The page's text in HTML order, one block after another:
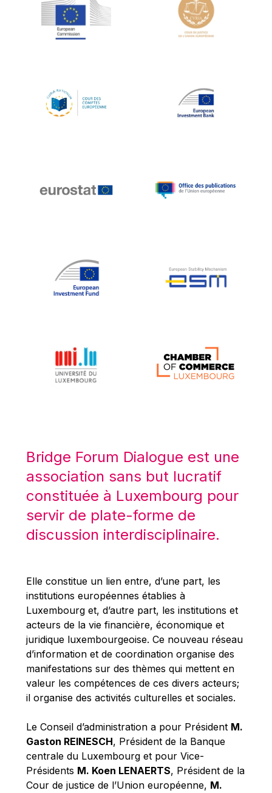
Jean-Louis Schiltz
Jean-Victor Louis
Johnny Åkerholm
Katharien L.C. Hunt
Klaus-Heiner Lehne
Koen LENAERTS
Lars Heikensten
Lucas Papademos
Máire Geoghegan-Quinn
Mario Centeno
Mario Monti
Maroš ŠEFČOVIČ
Martin Bailey
Martine Reicherts
Michael Sohlman
Michel Goedert
Mireille Delmas-Marty
Nobuo Tanaka
Otmar Issing
Paolo Mengozzi
Paschal Donohoe
Pat Cox
Patrizia Nanz
Philippe Maystadt
Pierre Gramegna
Bridge Forum Dialogue est une
association sans but lucratif
constituée à Luxembourg pour
servir de plate-forme de
discussion interdisciplinaire.
Elle constitue un lien entre, d’une part, les
institutions européennes établies à
Luxembourg et, d’autre part, les institutions et
acteurs de la vie financière, économique et
juridique luxembourgeoise. Ce nouveau réseau
d’information et de coordination organise des
manifestations sur des thèmes qui mettent en
valeur les compétences de ces divers acteurs;
il organise des activités culturelles et sociales.
Le Conseil d’administration a pour Président M.
Gaston REINESCH, Président de la Banque
centrale du Luxembourg et pour Vice-
Présidents M. Koen LENAERTS, Président de la
Cour de justice de l’Union européenne, M.